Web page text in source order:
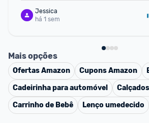
Jessica
há 1 sem
Mais opções
OfertasAmazon CuponsAmazon
Cadeirinha para automóvel
Carrinho de Bebê
Lenço umedecido